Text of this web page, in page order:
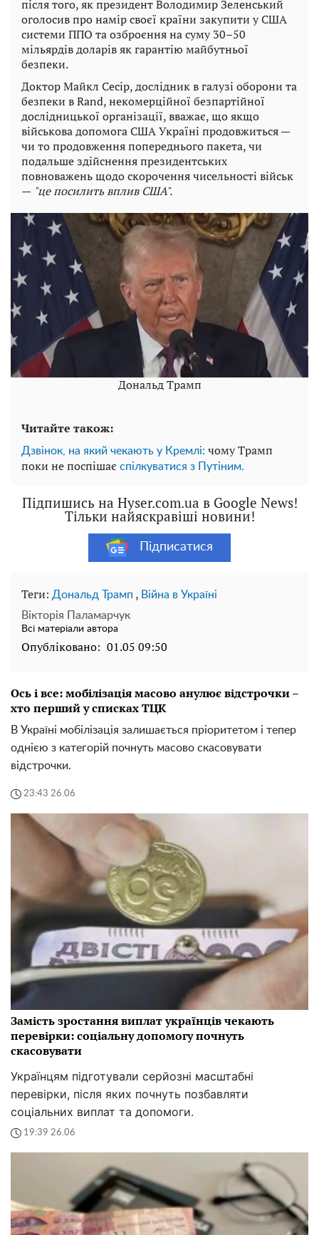
після того, як президент Володимир Зеленський
оголосив про намір своєї країни закупити у США
системи ППО та озброєння на суму 30–50
мільярдів доларів як гарантію майбутньої
безпеки.
Доктор Майкл Сесір, дослідник в галузі оборони та
безпеки в Rand, некомерційної безпартійної
дослідницької організації, вважає, що якщо
військова допомога США Україні продовжиться —
чи то продовження попереднього пакета, чи
подальше здійснення президентських
повноважень щодо скорочення чисельності військ
— "це посилить вплив США".
Дональд Трамп
Читайте також:
Дзвінок, на який чекають у Кремлі: чому Трамп
поки не поспішає спілкуватися з Путіним.
Підпишись на Hyser.com.ua в Google News!
Тільки найяскравіші новини!
Підписатися
Теги: Дональд Трамп , Війна в Україні
Вікторія Паламарчук
Всі матеріали автора
Опубліковано: 01.05 09:50
Ось і все: мобілізація масово анулює відстрочки –
хто перший у списках ТЦК
В Україні мобілізація залишається пріоритетом і тепер
однією з категорій почнуть масово скасовувати
відстрочки.
23:43 26.06
Замість зростання виплат українців чекають
перевірки: соціальну допомогу почнуть
скасовувати
Українцям підготували серйозні масштабні
перевірки, після яких почнуть позбавляти
соціальних виплат та допомоги.
19:39 26.06